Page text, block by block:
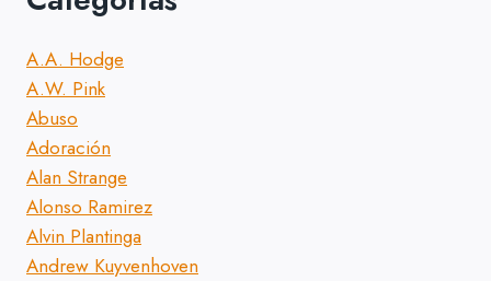
A.A. Hodge
A.W. Pink
Abuso
Adoración
Alan Strange
Alonso Ramirez
Alvin Plantinga
Andrew Kuyvenhoven